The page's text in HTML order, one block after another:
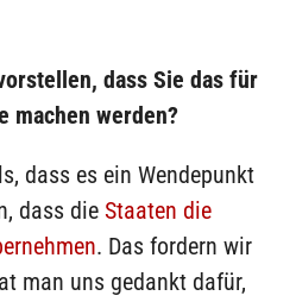
dass Sie das für
machen werden?
dass es ein Wendepunkt
dass die Staaten die
. Das fordern wir
man uns gedankt dafür,